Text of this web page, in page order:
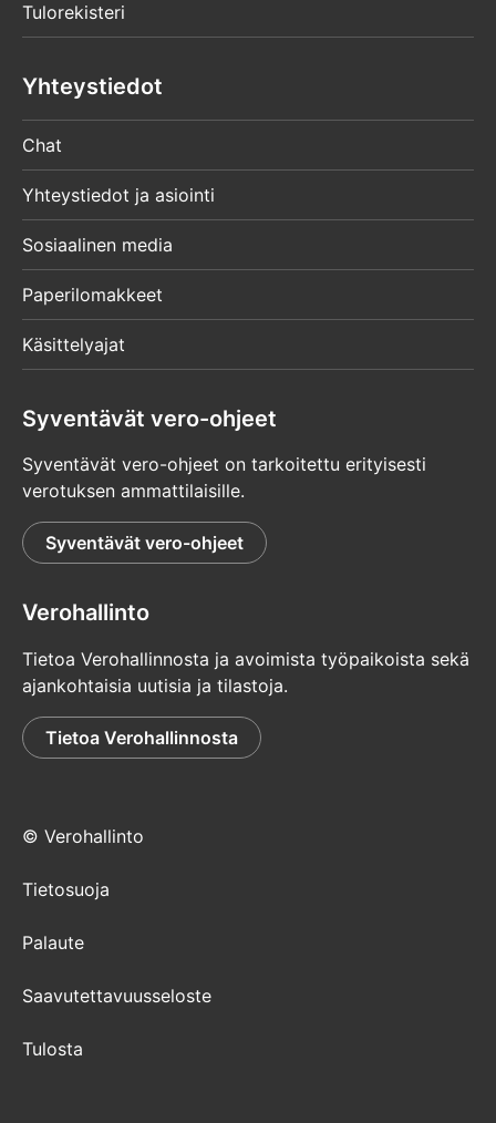
Tulorekisteri
Yhteystiedot
Chat
Yhteystiedot ja asiointi
Sosiaalinen media
Paperilomakkeet
Käsittelyajat
Syventävät vero-ohjeet
Syventävät vero-ohjeet on tarkoitettu erityisesti
verotuksen ammattilaisille.
Syventävät vero-ohjeet
Verohallinto
Tietoa Verohallinnosta ja avoimista työpaikoista sekä
ajankohtaisia uutisia ja tilastoja.
Tietoa Verohallinnosta
© Verohallinto
Tietosuoja
Palaute
Saavutettavuusseloste
Tulosta